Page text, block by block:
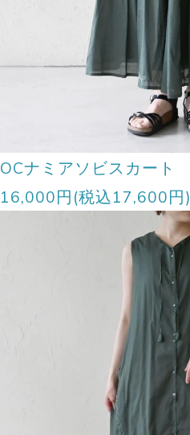
OCナミアソビスカート
16,000円(税込17,600円)